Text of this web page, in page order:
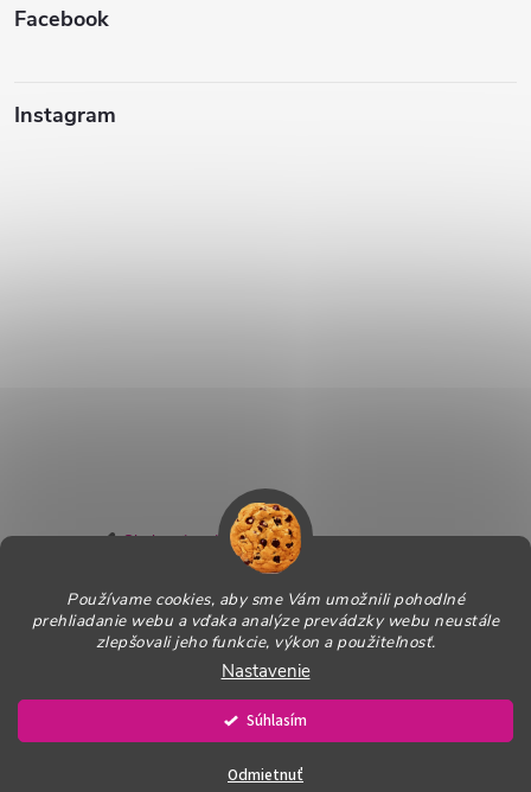
Používame cookies, aby sme Vám umožnili pohodlné
prehliadanie webu a vďaka analýze prevádzky webu neustále
zlepšovali jeho funkcie, výkon a použiteľnosť.
Nastavenie
Odmietnuť
Súhlasím
Facebook
Instagram
Sledovať na Instagrame
Informácie pre Vás
Vytvoril Shoptet
Upraviť nastavenie cookies